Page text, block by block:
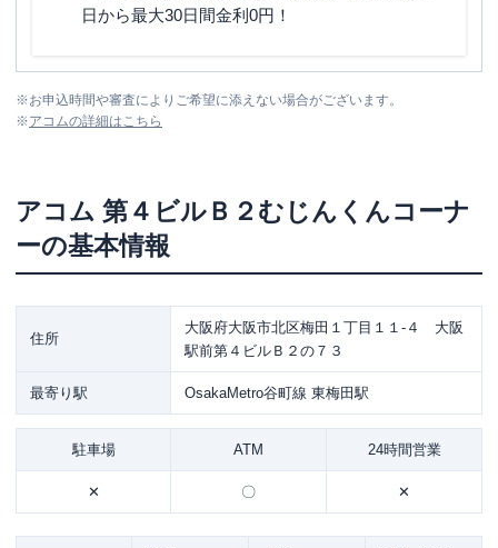
日から最大30日間金利0円！
※お申込時間や審査によりご希望に添えない場合がございます。
※アコムの詳細はこちら
アコム 第４ビルＢ２むじんくんコーナ
ーの基本情報
住所
大阪府大阪市北区梅田１丁目１１-４ 大阪
駅前第４ビルＢ２の７３
最寄り駅 OsakaMetro谷町線 東梅田駅
駐車場 ATM 24時間営業
✕ 〇 ✕